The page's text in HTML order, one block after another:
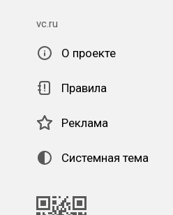
vc.ru
О проекте
Правила
Реклама
Системная тема